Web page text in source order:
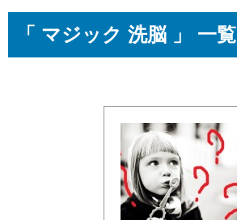
「 マジック 洗脳 」 一覧